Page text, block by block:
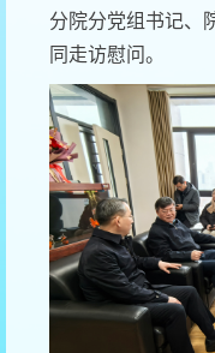
分院分党组书记、
同走访慰问。